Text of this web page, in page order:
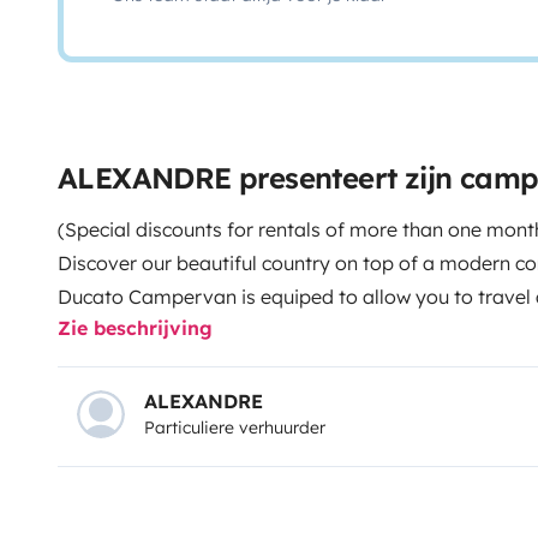
ALEXANDRE presenteert zijn
(Special discounts for rentals of more than one
Discover our beautiful country on top of a modern
Ducato Campervan is equiped to allow you to
great comfort. It allows up to 4 people and includes
equiped kitchen, outside shower, solar panel, four
converter. Equipment included in campervan:
running water, gas stove (2 burner) and a 80L fridge
knives, spoons, cups, plates, pans, etc - Front seat
Zie beschrijving
ALEXANDRE
Particuliere verhuurder